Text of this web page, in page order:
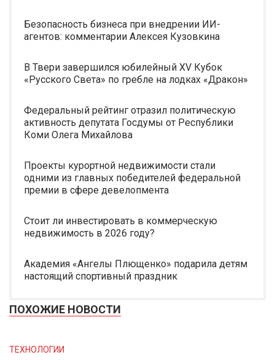
Безопасность бизнеса при внедрении ИИ-
агентов: комментарии Алексея Кузовкина
В Твери завершился юбилейный XV Кубок
«Русского Света» по гребле на лодках «Дракон»
Федеральный рейтинг отразил политическую
активность депутата Госдумы от Республики
Коми Олега Михайлова
Проекты курортной недвижимости стали
одними из главных победителей федеральной
премии в сфере девелопмента
Стоит ли инвестировать в коммерческую
недвижимость в 2026 году?
Академия «Ангелы Плющенко» подарила детям
настоящий спортивный праздник
ПОХОЖИЕ НОВОСТИ
ТЕХНОЛОГИИ